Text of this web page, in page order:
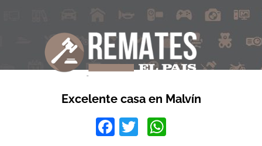
Excelente casa en Malvín
Facebook
Twitter